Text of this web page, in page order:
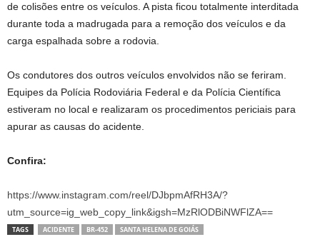
de colisões entre os veículos. A pista ficou totalmente interditada
durante toda a madrugada para a remoção dos veículos e da
carga espalhada sobre a rodovia.
Os condutores dos outros veículos envolvidos não se feriram.
Equipes da Polícia Rodoviária Federal e da Polícia Científica
estiveram no local e realizaram os procedimentos periciais para
apurar as causas do acidente.
Confira:
https://www.instagram.com/reel/DJbpmAfRH3A/?
utm_source=ig_web_copy_link&igsh=MzRlODBiNWFlZA==
TAGS ACIDENTE BR-452 SANTA HELENA DE GOIÁS